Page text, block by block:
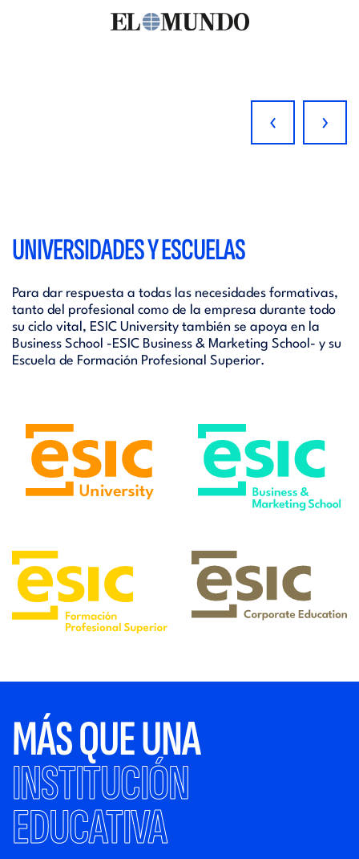
‹ ›
UNIVERSIDADES Y ESCUELAS
Para dar respuesta a todas las necesidades formativas,
tanto del profesional como de la empresa durante todo
su ciclo vital, ESIC University también se apoya en la
Business School -ESIC Business & Marketing School- y su
Escuela de Formación Profesional Superior.
MÁS QUE UNA
INSTITUCIÓN
EDUCATIVA